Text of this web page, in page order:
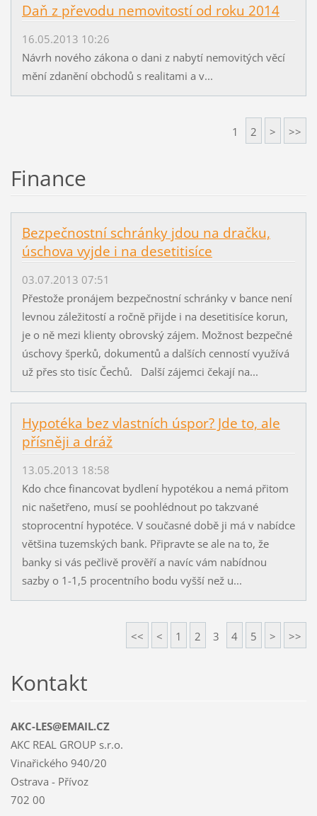
Daň z převodu nemovitostí od roku 2014
16.05.2013 10:26
Návrh nového zákona o dani z nabytí nemovitých věcí
mění zdanění obchodů s realitami a v...
1 2 > >>
Finance
Bezpečnostní schránky jdou na dračku,
úschova vyjde i na desetitisíce
03.07.2013 07:51
Přestože pronájem bezpečnostní schránky v bance není
levnou záležitostí a ročně přijde i na desetitisíce korun,
je o ně mezi klienty obrovský zájem. Možnost bezpečné
úschovy šperků, dokumentů a dalších cenností využívá
už přes sto tisíc Čechů. Další zájemci čekají na...
Hypotéka bez vlastních úspor? Jde to, ale
přísněji a dráž
13.05.2013 18:58
Kdo chce financovat bydlení hypotékou a nemá přitom
nic našetřeno, musí se poohlédnout po takzvané
stoprocentní hypotéce. V současné době ji má v nabídce
většina tuzemských bank. Připravte se ale na to, že
banky si vás pečlivě prověří a navíc vám nabídnou
sazby o 1-1,5 procentního bodu vyšší než u...
<< < 1 2 3 4 5 > >>
Kontakt
AKC-LES@EMAIL.CZ
AKC REAL GROUP s.r.o.
Vinařického 940/20
Ostrava - Přívoz
702 00